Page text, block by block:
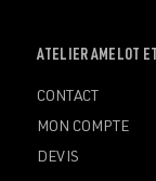
OUVRIR
MENU
ATELIER AMELOT
CONTACT
MON COMPTE
DEVIS